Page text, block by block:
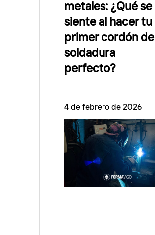
metales: ¿Qué se
siente al hacer tu
primer cordón de
soldadura
perfecto?
4 de febrero de 2026